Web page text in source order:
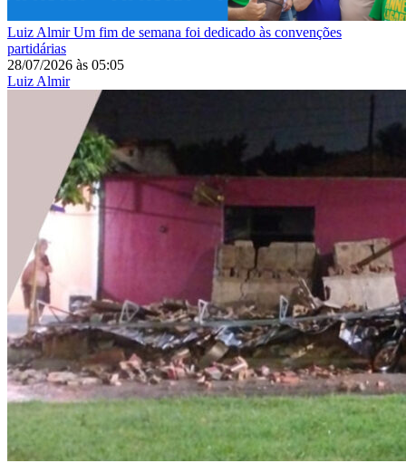
Luiz AlmirUm fim de semana foi dedicado às convenções
partidárias
28/07/2026 às 05:05
Luiz Almir